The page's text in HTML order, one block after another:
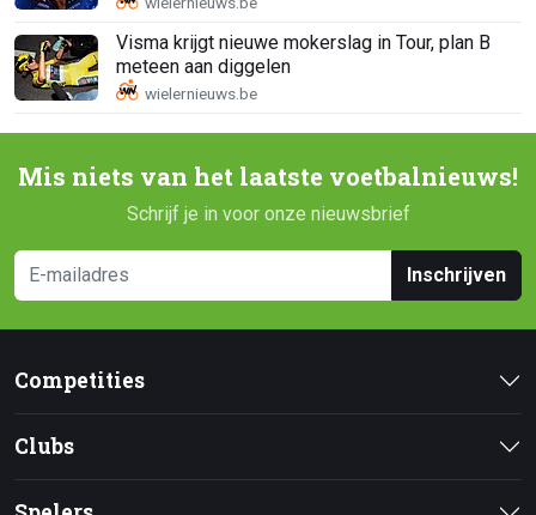
Visma krijgt nieuwe mokerslag in Tour, plan B
meteen aan diggelen
Mis niets van het laatste voetbalnieuws!
Schrijf je in voor onze nieuwsbrief
Inschrijven
Competities
Clubs